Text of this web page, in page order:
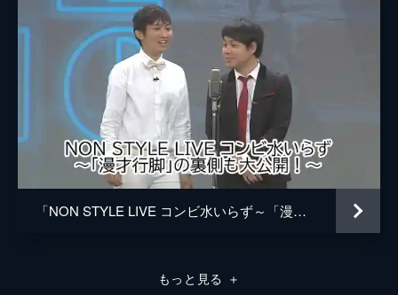
「NON STYLE LIVE コンビ水いらず～「漫才行脚」の裏側も大公開！～」
もっと見る ＋